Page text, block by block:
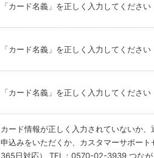
「カード名義」を正しく入力してください
「カード名義」を正しく入力してください
「カード名義」を正しく入力してください
カード情報が正しく入力されていないか
申込みをいただくか、カスタマーサポー
365日対応） TEL：0570-02-3939 つな